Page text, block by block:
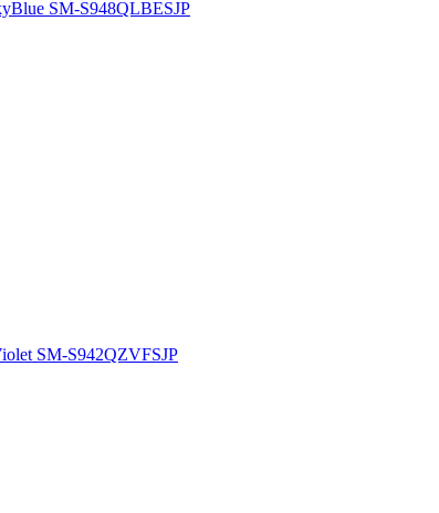
SM-S948QLBESJP
SM-S942QZVFSJP